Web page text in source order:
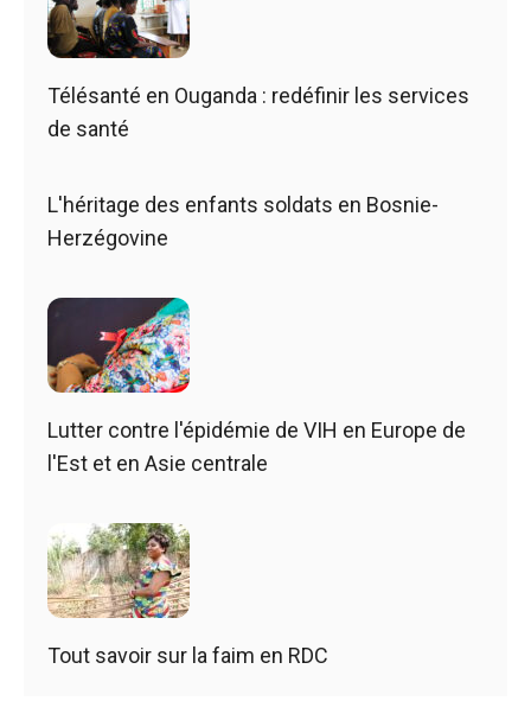
Télésanté en Ouganda : redéfinir les services
de santé
L'héritage des enfants soldats en Bosnie-
Herzégovine
Lutter contre l'épidémie de VIH en Europe de
l'Est et en Asie centrale
Tout savoir sur la faim en RDC